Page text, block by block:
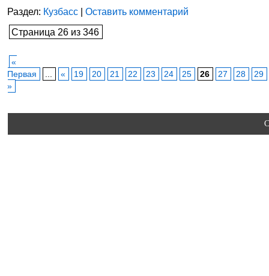
Раздел: Кузбасс |Оставить комментарий
Страница 26 из 346
«
Первая
« 19 20 21 22 23 24 25 26 27 28
29
»